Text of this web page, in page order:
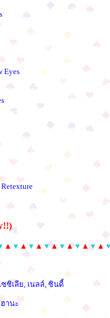
Eyes
Retexture
▲ ▼ ▲ ▼ ▲ ▼ ▲ ▼ ▲ ▼ ▲ ▼ ▲
ซิเลีย, เนลล์, ซินดี้
านะ